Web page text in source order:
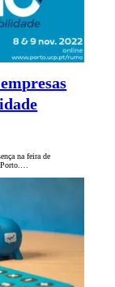
na feira de
Porto.…